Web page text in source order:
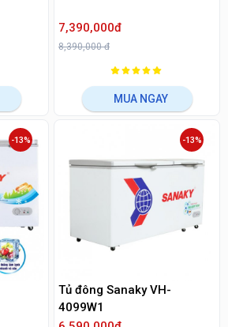
7,390,000đ
8,390,000 đ
MUA NGAY
-13%
Tủ đông Sanaky VH-
4099W1
-13%